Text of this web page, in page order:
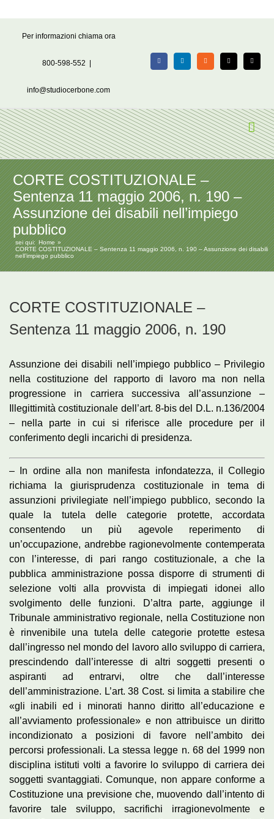
Per informazioni chiama ora
800-598-552
info@studiocerbone.com
FacebookLinkedIn Rss X Email
CORTE COSTITUZIONALE –
Sentenza 11 maggio 2006, n. 190 –
Assunzione dei disabili nell’impiego
pubblico
sei qui: Home
CORTE COSTITUZIONALE – Sentenza 11 maggio 2006, n. 190 – Assunzione dei disabili
nell’impiego pubblico
CORTE COSTITUZIONALE –
Sentenza 11 maggio 2006, n. 190
Assunzione dei disabili nell’impiego pubblico – Privilegio
nella costituzione del rapporto di lavoro ma non nella
progressione in carriera successiva all’assunzione –
Illegittimità costituzionale dell’art. 8-bis del D.L. n.136/2004
– nella parte in cui si riferisce alle procedure per il
conferimento degli incarichi di presidenza.
– In ordine alla non manifesta infondatezza, il Collegio
richiama la giurisprudenza costituzionale in tema di
assunzioni privilegiate nell’impiego pubblico, secondo la
quale la tutela delle categorie protette, accordata
consentendo un più agevole reperimento di
un’occupazione, andrebbe ragionevolmente contemperata
con l’interesse, di pari rango costituzionale, a che la
pubblica amministrazione possa disporre di strumenti di
selezione volti alla provvista di impiegati idonei allo
svolgimento delle funzioni. D’altra parte, aggiunge il
Tribunale amministrativo regionale, nella Costituzione non
è rinvenibile una tutela delle categorie protette estesa
dall’ingresso nel mondo del lavoro allo sviluppo di carriera,
prescindendo dall’interesse di altri soggetti presenti o
aspiranti ad entrarvi, oltre che dall’interesse
dell’amministrazione. L’art. 38 Cost. si limita a stabilire che
«gli inabili ed i minorati hanno diritto all’educazione e
all’avviamento professionale» e non attribuisce un diritto
incondizionato a posizioni di favore nell’ambito dei
percorsi professionali. La stessa legge n. 68 del 1999 non
disciplina istituti volti a favorire lo sviluppo di carriera dei
soggetti svantaggiati. Comunque, non appare conforme a
Costituzione una previsione che, muovendo dall’intento di
favorire tale sviluppo, sacrifichi irragionevolmente e